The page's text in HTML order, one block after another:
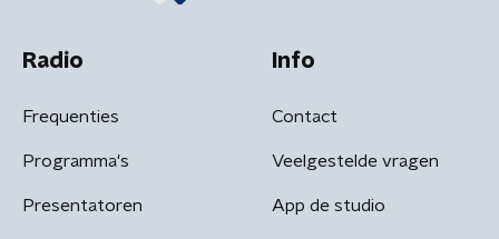
Radio
Frequenties
Programma's
Presentatoren
Info
Contact
Veelgestelde vragen
App de studio